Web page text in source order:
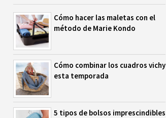
Cómo hacer las maletas con el
método de Marie Kondo
Cómo combinar los cuadros vichy
esta temporada
5 tipos de bolsos imprescindibles